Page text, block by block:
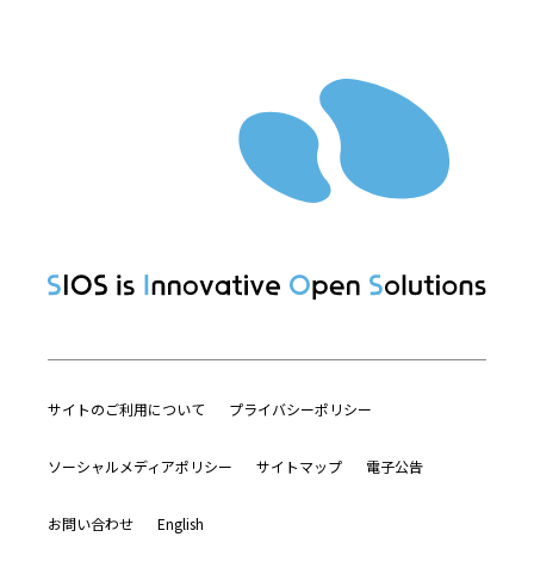
サイトのご利用について プライバシーポリシー
ソーシャルメディアポリシー サイトマップ 電子公告
お問い合わせ English